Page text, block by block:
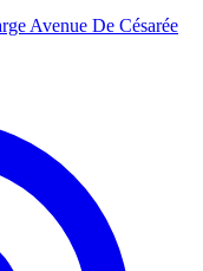
Avenue De Césarée